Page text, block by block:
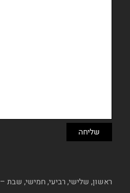
ראשון, שלישי, רביעי, חמישי, שבת – 10:00-17:30